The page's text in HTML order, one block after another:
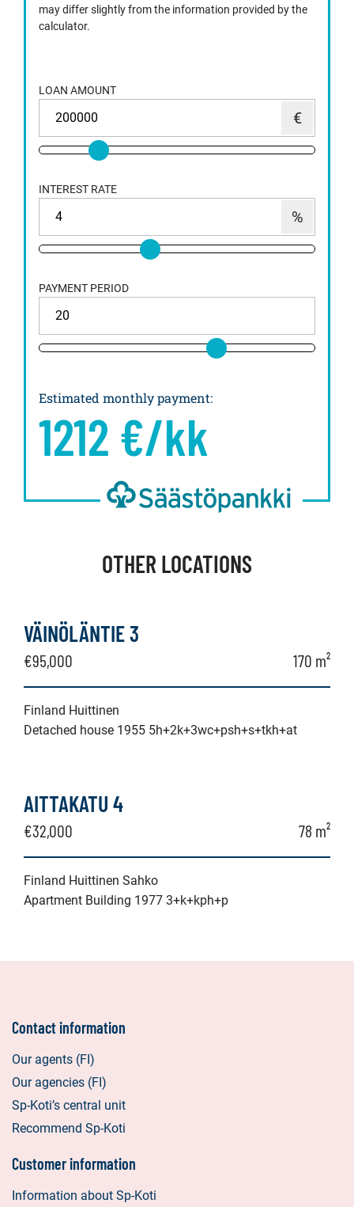
may differ slightly from the information provided by the
calculator.
LOAN AMOUNT
INTEREST RATE
PAYMENT PERIOD
Estimated monthly payment:
1212 €/kk
OTHER LOCATIONS
VÄINÖLÄNTIE 3
€95,000 170 m²
Finland Huittinen
Detached house 1955 5h+2k+3wc+psh+s+tkh+at
AITTAKATU 4
€32,000 78 m²
Finland Huittinen Sahko
Apartment Building 1977 3+k+kph+p
Contact information
Our agents (FI)
Our agencies (FI)
Sp-Koti’s central unit
Recommend Sp-Koti
Customer information
Information about Sp-Koti